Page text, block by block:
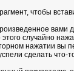
чтобы
случайно
нажатии вы
сделать что-